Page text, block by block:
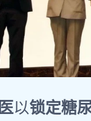
以锁定糖